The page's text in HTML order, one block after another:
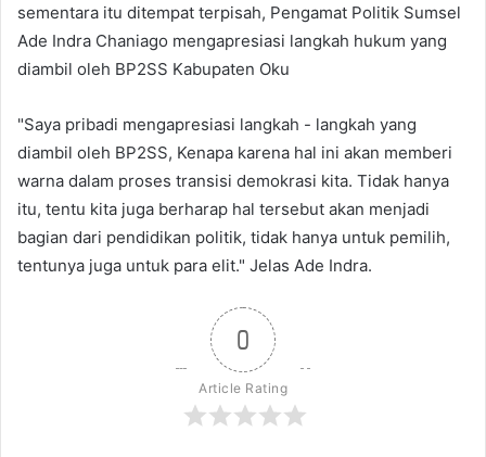
sementara itu ditempat terpisah, Pengamat Politik Sumsel
Ade Indra Chaniago mengapresiasi langkah hukum yang
diambil oleh BP2SS Kabupaten Oku
"Saya pribadi mengapresiasi langkah - langkah yang
diambil oleh BP2SS, Kenapa karena hal ini akan memberi
warna dalam proses transisi demokrasi kita. Tidak hanya
itu, tentu kita juga berharap hal tersebut akan menjadi
bagian dari pendidikan politik, tidak hanya untuk pemilih,
tentunya juga untuk para elit." Jelas Ade Indra.
0
Article Rating